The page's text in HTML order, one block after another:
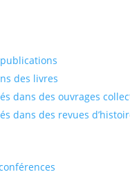
des livres
dans des ouvrages
dans des revues